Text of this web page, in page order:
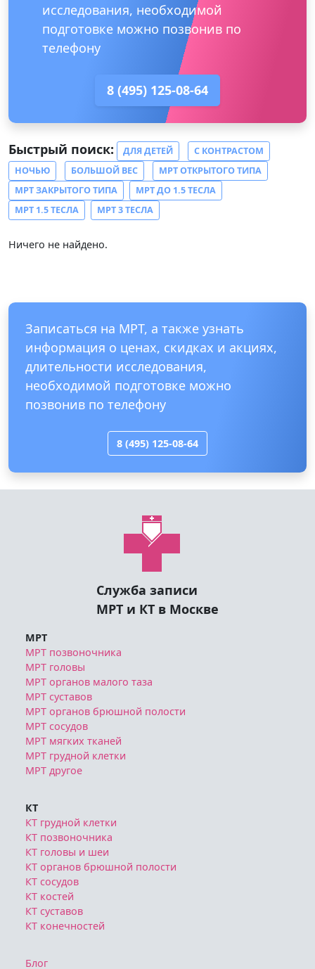
исследования, необходимой
подготовке можно позвонив по
телефону
8 (495) 125-08-64
Быстрый поиск: ДЛЯ ДЕТЕЙ
С КОНТРАСТОМ
НОЧЬЮ
БОЛЬШОЙ ВЕС
МРТ ОТКРЫТОГО ТИПА
МРТ ЗАКРЫТОГО ТИПА
МРТ ДО 1.5 ТЕСЛА
МРТ 1.5 ТЕСЛА
МРТ 3 ТЕСЛА
Ничего не найдено.
Записаться на МРТ, а также узнать
информация о ценах, скидках и акциях,
длительности исследования,
необходимой подготовке можно
позвонив по телефону
8 (495) 125-08-64
Служба записи
МРТ и КТ в Москве
МРТ
МРТ позвоночника
МРТ головы
МРТ органов малого таза
МРТ суставов
МРТ органов брюшной полости
МРТ сосудов
МРТ мягких тканей
МРТ грудной клетки
МРТ другое
КТ
КТ грудной клетки
КТ позвоночника
КТ головы и шеи
КТ органов брюшной полости
КТ сосудов
КТ костей
КТ суставов
КТ конечностей
Блог